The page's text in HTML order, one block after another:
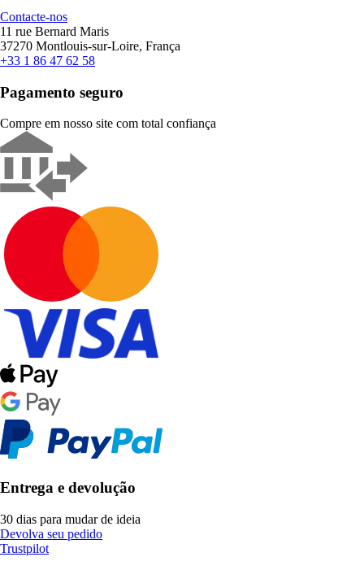
Contacte-nos
11 rue Bernard Maris
37270 Montlouis-sur-Loire, França
+33 1 86 47 62 58
Pagamento seguro
Compre em nosso site com total confiança
Entrega e devolução
30 dias para mudar de ideia
Devolva seu pedido
Trustpilot